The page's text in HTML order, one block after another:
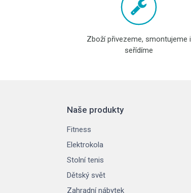
Zboží přivezeme, smontujeme i
seřídíme
Naše produkty
Fitness
Elektrokola
Stolní tenis
Dětský svět
Zahradní nábytek